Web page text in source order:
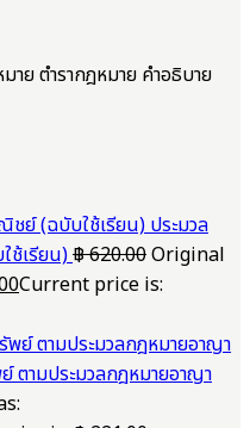
ย ตำรากฎหมาย คำอธิบาย
ประมวล
ช้เรียน)฿620.00Original
Current price is:
ตามประมวลกฎหมายอาญา